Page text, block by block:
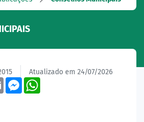
Atualizado em 24/07/2026
EmailMessenger